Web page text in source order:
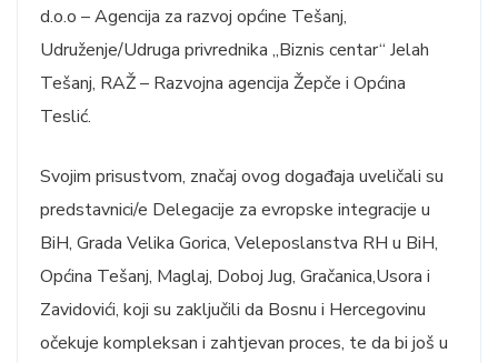
d.o.o – Agencija za razvoj općine Tešanj,
Udruženje/Udruga privrednika „Biznis centar“ Jelah
Tešanj, RAŽ – Razvojna agencija Žepče i Općina
Teslić.
Svojim prisustvom, značaj ovog događaja uveličali su
predstavnici/e Delegacije za evropske integracije u
BiH, Grada Velika Gorica, Veleposlanstva RH u BiH,
Općina Tešanj, Maglaj, Doboj Jug, Gračanica,Usora i
Zavidovići, koji su zaključili da Bosnu i Hercegovinu
očekuje kompleksan i zahtjevan proces, te da bi još u